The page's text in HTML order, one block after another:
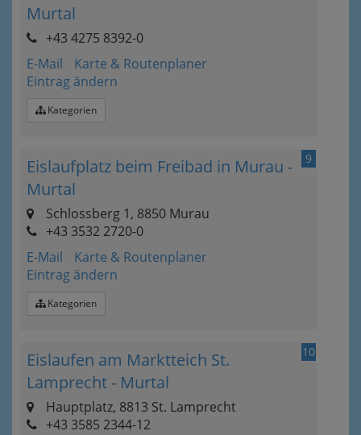
Murtal
+43 4275 8392-0
E-Mail
Karte & Routenplaner
Eintrag ändern
Kategorien
9
Eislaufplatz beim Freibad in Murau -
Murtal
Schlossberg 1, 8850 Murau
+43 3532 2720-0
E-Mail
Karte & Routenplaner
Eintrag ändern
Kategorien
10
Eislaufen am Marktteich St.
Lamprecht - Murtal
Hauptplatz, 8813 St. Lamprecht
+43 3585 2344-12